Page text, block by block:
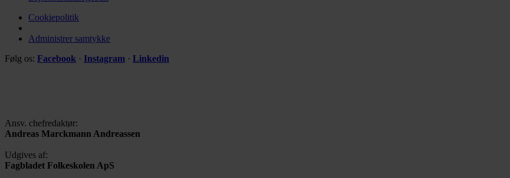
Cookiepolitik
Administrer samtykke
Følg os: Facebook · Instagram · Linkedin
Ansv. chefredaktør:
Andreas Marckmann Andreassen
Udgives af:
Fagbladet Folkeskolen ApS